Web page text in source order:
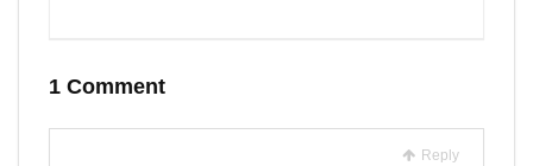
1 Comment
Reply